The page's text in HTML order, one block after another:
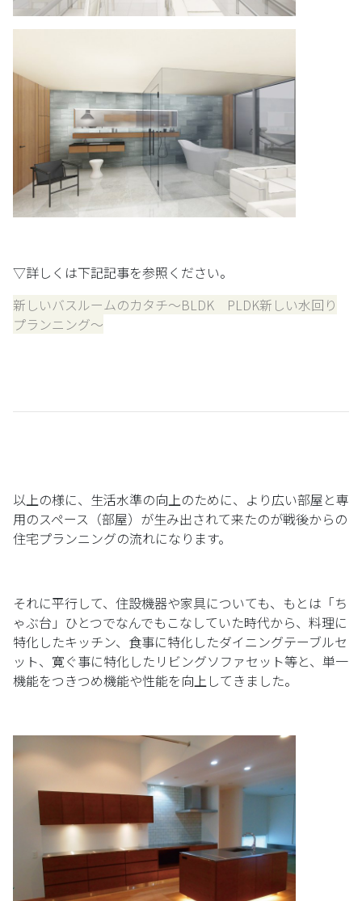
▽詳しくは下記記事を参照ください。
新しいバスルームのカタチ〜BLDK PLDK新しい水回り
プランニング〜
以上の様に、生活水準の向上のために、より広い部屋と専
用のスペース（部屋）が生み出されて来たのが戦後からの
住宅プランニングの流れになります。
それに平行して、住設機器や家具についても、もとは「ち
ゃぶ台」ひとつでなんでもこなしていた時代から、料理に
特化したキッチン、食事に特化したダイニングテーブルセ
ット、寛ぐ事に特化したリビングソファセット等と、単一
機能をつきつめ機能や性能を向上してきました。